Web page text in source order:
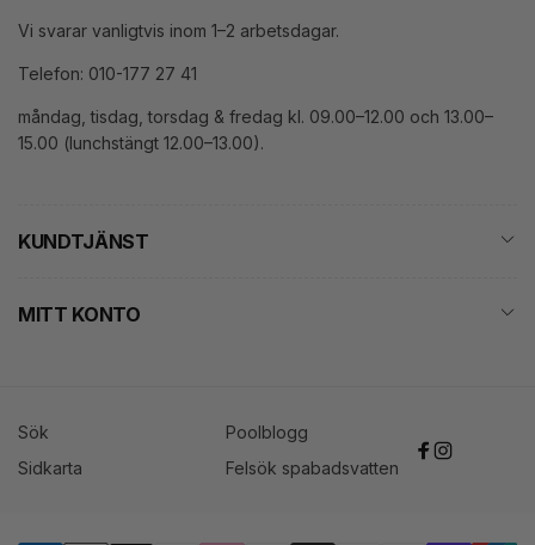
Vi svarar vanligtvis inom 1–2 arbetsdagar.
Telefon: 010-177 27 41
måndag, tisdag, torsdag & fredag kl. 09.00–12.00 och 13.00–
15.00 (lunchstängt 12.00–13.00).
KUNDTJÄNST
MITT KONTO
Sök
Poolblogg
Sidkarta
Felsök spabadsvatten Facebook
Instagram